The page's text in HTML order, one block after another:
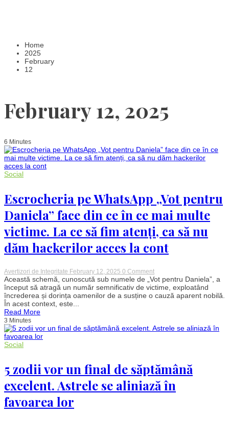
Home
2025
February
12
February 12, 2025
6 Minutes
Social
Escrocheria pe WhatsApp „Vot pentru
Daniela” face din ce în ce mai multe
victime. La ce să fim atenți, ca să nu
dăm hackerilor acces la cont
Avertizori de Integritate February 12, 2025 0 Commenton
Escrocheria
pe
WhatsApp
„Vot
din
multe
victime.
La
ce
să
Această schemă, cunoscută sub numele de „Vot pentru Daniela”, a
început să atragă un număr semnificativ de victime, exploatând
încrederea și dorința oamenilor de a susține o cauză aparent nobilă.
În acest context, este...
Read More
3 Minutes
Social
5 zodii vor un final de săptămână
excelent. Astrele se aliniază în
favoarea lor